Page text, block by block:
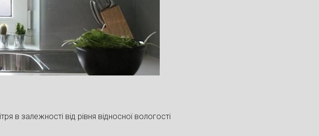
в залежності від рівня відносної вологості